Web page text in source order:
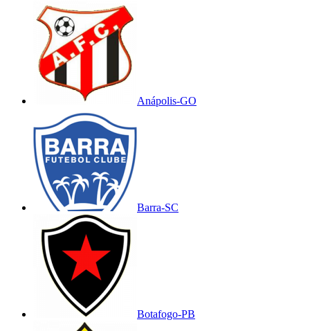
Anápolis-GO
Barra-SC
Botafogo-PB